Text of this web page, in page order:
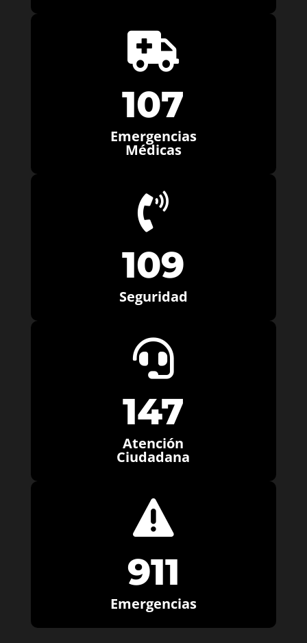

107
Emergencias
Médicas

109
Seguridad

147
Atención
Ciudadana

911
Emergencias